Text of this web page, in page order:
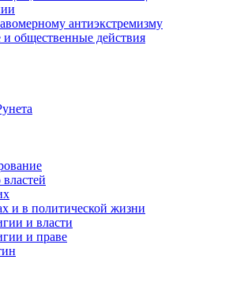
антиэкстремизму
общественные действия
и в политической жизни
и власти
и праве